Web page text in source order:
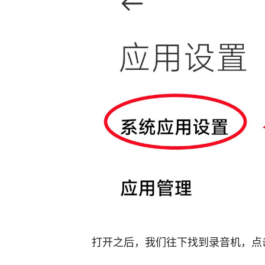
打开之后，我们往下找到录音机，